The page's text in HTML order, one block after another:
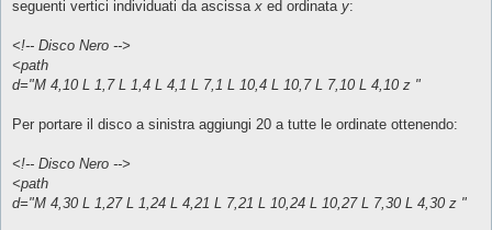
seguenti vertici individuati da ascissa x ed ordinata y:
<!-- Disco Nero -->
<path
d="M 4,10 L 1,7 L 1,4 L 4,1 L 7,1 L 10,4 L 10,7 L 7,10 L 4,10 z "
Per portare il disco a sinistra aggiungi 20 a tutte le ordinate ottenendo:
<!-- Disco Nero -->
<path
d="M 4,30 L 1,27 L 1,24 L 4,21 L 7,21 L 10,24 L 10,27 L 7,30 L 4,30 z "